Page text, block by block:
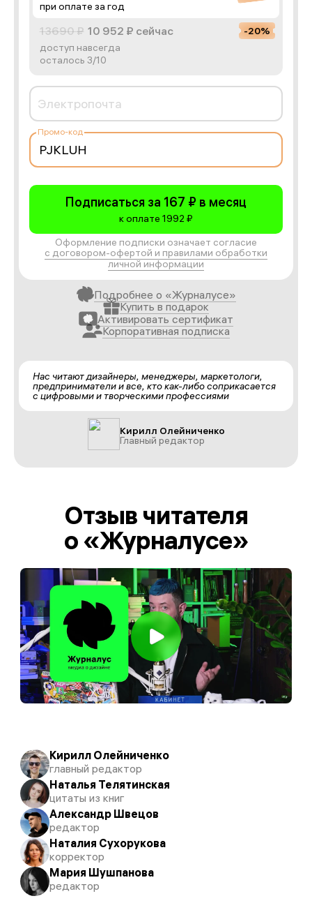
при оплате за год
13690 ₽ 10 952 ₽ сейчас
доступ навсегда
осталось 3/10
-20%
Электропочта
Промо-код
Подписаться за 167 ₽ в месяц
к оплате 1992 ₽
Оформление подписки означает согласие
с договором-офертой и правилами обработки
личной информации
Купить в подарок
Активировать сертификат
Корпоративная подписка
Подробнее о «Журналусе»
Нас читают дизайнеры, менеджеры, маркетологи,
предприниматели и все, кто как-либо соприкасается
с цифровыми и творческими профессиями
Кирилл Олейниченко
Главный редактор
Отзыв читателя
о «Журналусе»
Кирилл Олейниченко
главный редактор
Наталья Телятинская
цитаты из книг
Александр Швецов
редактор
Наталия Сухорукова
корректор
Мария Шушпанова
редактор